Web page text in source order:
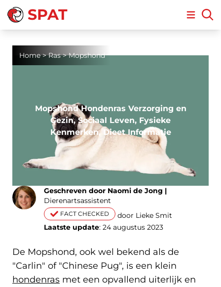
SPAT Open
Home> Ras> Mopshond
Mopshond Hondenras Verzorging en
Gezin, Sociaal Leven, Fysieke
Kenmerken, Dieet Informatie
Geschreven door Naomi de Jong |
Dierenartsassistent
FACT CHECKED
door Lieke Smit
Laatste update: 24 augustus 2023
De Mopshond, ook wel bekend als de
"Carlin" of "Chinese Pug", is een klein
hondenras met een opvallend uiterlijk en